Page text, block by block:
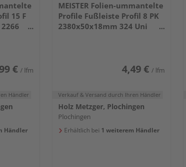
15 F
€ / lfm
Händler
Händler
MEISTER Folien-ummantelte
Profile Fußleiste Profil 8 PK
2380x50x18mm 324 Uni
4,49 € / lfm
Verkauf & Versand durch Ihren Händler
Holz Metzger, Plochingen
Plochingen
Erhältlich bei 1 weiterem Händler